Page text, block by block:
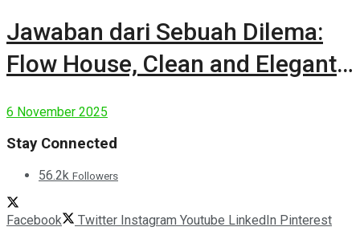
Jawaban dari Sebuah Dilema:
Flow House, Clean and Elegant
6 November 2025
Stay Connected
56.2k Followers
Facebook Twitter Instagram Youtube LinkedIn Pinterest